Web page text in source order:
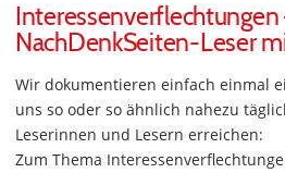
Interessenverflechtungen
NachDenkSeiten-Leser
Wir dokumentieren einfach einmal
uns so oder so ähnlich nahezu
Leserinnen und Lesern erreichen:
Zum Thema